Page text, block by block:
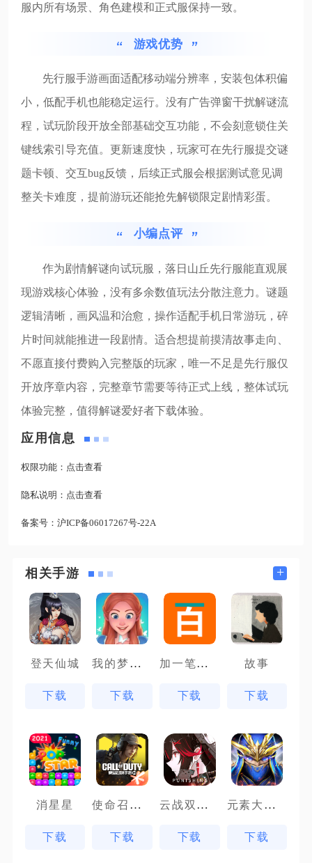
服内所有场景、角色建模和正式服保持一致。
游戏优势
先行服手游画面适配移动端分辨率，安装包体积偏
小，低配手机也能稳定运行。没有广告弹窗干扰解谜流
程，试玩阶段开放全部基础交互功能，不会刻意锁住关
键线索引导充值。更新速度快，玩家可在先行服提交谜
题卡顿、交互bug反馈，后续正式服会根据测试意见调
整关卡难度，提前游玩还能抢先解锁限定剧情彩蛋。
小编点评
作为剧情解谜向试玩服，落日山丘先行服能直观展
现游戏核心体验，没有多余数值玩法分散注意力。谜题
逻辑清晰，画风温和治愈，操作适配手机日常游玩，碎
片时间就能推进一段剧情。适合想提前摸清故事走向、
不愿直接付费购入完整版的玩家，唯一不足是先行服仅
开放序章内容，完整章节需要等待正式上线，整体试玩
体验完整，值得解谜爱好者下载体验。
应用信息
权限功能： 点击查看
隐私说明： 点击查看
备案号： 沪ICP备06017267号-22A
相关手游 +
登天仙城
下载
我的梦幻城堡
下载
加一笔变新字
下载
故事
下载
消星星
下载
使命召唤手游体验服
下载
云战双帕弥什
下载
元素大天使
下载